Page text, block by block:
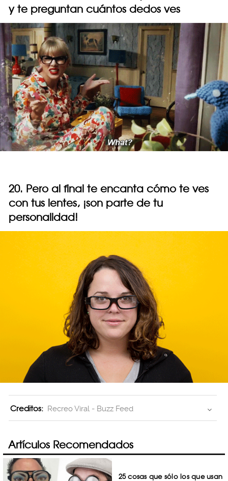
y te preguntan cuántos dedos ves
20. Pero al final te encanta cómo te ves
con tus lentes, ¡son parte de tu
personalidad!
Creditos: Recreo Viral - Buzz Feed
Artículos Recomendados
25 cosas que sólo los que usan